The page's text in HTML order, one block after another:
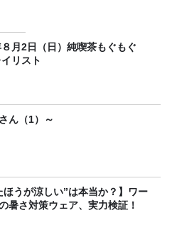
月2日（日）純喫茶もぐもぐ
リスト
ん（1）～
ほうが涼しい”は本当か？】ワー
暑さ対策ウェア、実力検証！